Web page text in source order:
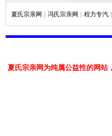
夏氏宗亲网 冯氏宗亲网 程力专汽
夏氏宗亲网为纯属公益性的网站